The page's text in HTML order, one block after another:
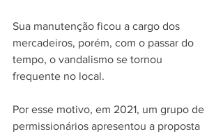
Sua manutenção ficou a cargo dos
mercadeiros, porém, com o passar do
tempo, o vandalismo se tornou
frequente no local.
Por esse motivo, em 2021, um grupo de
permissionários apresentou a proposta